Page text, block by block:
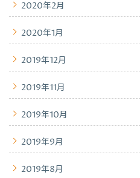
2020年2月
2020年1月
2019年12月
2019年11月
2019年10月
2019年9月
2019年8月